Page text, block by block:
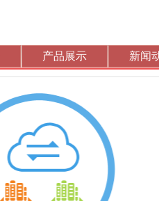
产品展示 新闻